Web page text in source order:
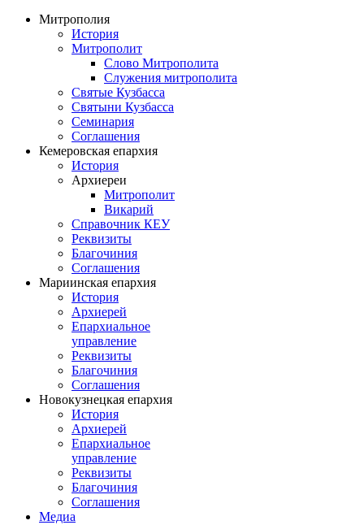
Митрополия
История
Митрополит
Слово Митрополита
Служения митрополита
Святые Кузбасса
Святыни Кузбасса
Семинария
Соглашения
Кемеровская епархия
История
Архиереи
Митрополит
Викарий
Справочник КЕУ
Реквизиты
Благочиния
Соглашения
Мариинская епархия
История
Архиерей
Епархиальное
управление
Реквизиты
Благочиния
Соглашения
Новокузнецкая епархия
История
Архиерей
Епархиальное
управление
Реквизиты
Благочиния
Соглашения
Медиа